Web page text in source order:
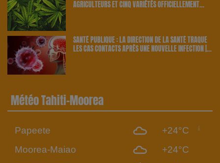
AGRICULTEURS ET CINQ VARIÉTÉS OFFICIELLEMENT
SANTÉ PUBLIQUE : LA DIRECTION DE LA SANTÉ TRAQUE
LES CAS CONTACTS APRÈS UNE NOUVELLE INFECTION |
Météo Tahiti-Moorea
Papeete
+24°C
Moorea-Maiao
+24°C